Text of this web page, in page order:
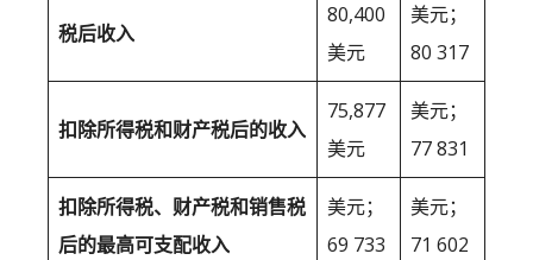
税后收入
80,400
美元
美元；
80 317
扣除所得税和财产税后的收入
75,877
美元
美元；
77 831
扣除所得税、财产税和销售税
后的最高可支配收入
美元；
69 733
美元；
71 602